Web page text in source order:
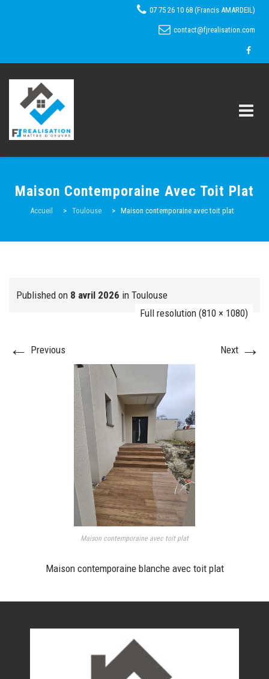
07 75 26 10 68 (Francis AMARDEIL)
contact@fjrealisation.com
to
Accueil
Nos prestations
Maison Contemporaine Avec Toit Plat
Accueil > Toulouse > Maison contemporaine avec toit plat
Published on 8 avril 2026 in Toulouse
Full resolution (810 × 1080)
← Previous Next →
Maison contemporaine avec toit plat
Maison contemporaine blanche avec toit plat